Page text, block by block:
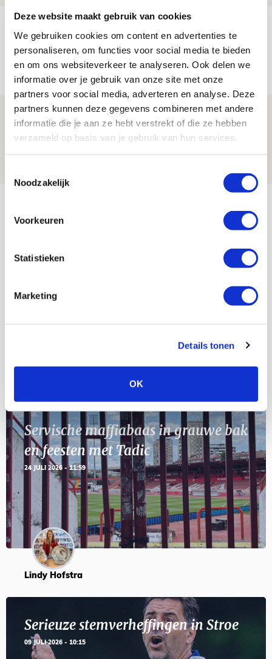
Deze website maakt gebruik van cookies
We gebruiken cookies om content en advertenties te
personaliseren, om functies voor social media te bieden
en om ons websiteverkeer te analyseren. Ook delen we
informatie over je gebruik van onze site met onze
partners voor social media, adverteren en analyse. Deze
partners kunnen deze gegevens combineren met andere
informatie die je aan ze hebt verstrekt of die ze hebben
verzameld op basis van je gebruik van hun services.
Noodzakelijk
Voorkeuren
Statistieken
Marketing
Details tonen
OK
Míchels elf: met welke formatie begin
jij aan nieuw eredivisieseizoen?
08 AUGUSTUS 2026 - 11:34
NIEUWS
Spelen bij Jong Ajax of Ajax 1? Dat
maakt Abdalla ‘geen reet’ uit
AGENDA
23
Selectiedag ballenjongens/-meiden
Servische maffiabaas in grauwe bak
en feesten met Tadic
24 JULI 2026 - 11:59
Lindy Hofstra
Serieuze stemverheffingen in Stroe
09 JULI 2026 - 10:15